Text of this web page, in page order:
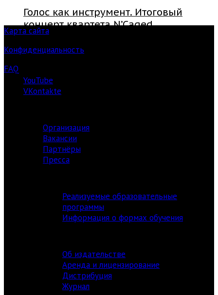
Голос как инструмент. Итоговый
концерт квартета N’Caged
Карта сайта
Конфиденциальность
FAQ
YouTube
VKontakte
Организация
Вакансии
Партнёры
Пресса
Реализуемые образовательные
программы
Информация о формах обучения
Об издательстве
Аренда и лицензирование
Дистрибуция
Журнал